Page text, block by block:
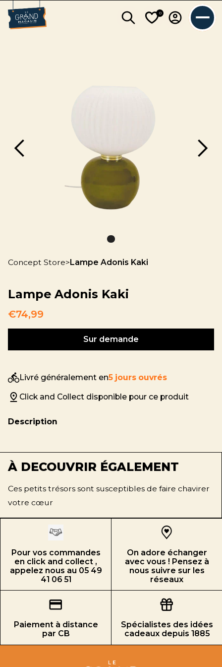
0
Concept Store> Lampe Adonis Kaki
Lampe Adonis Kaki
€74,99
Sur demande
Livré généralement en5 jours ouvrés
Click and Collect disponible pour ce produit
Description
À DECOUVRIR ÉGALEMENT
Ces petits trésors sont susceptibles de faire chavirer
votre cœur
Pour vos commandes
en click and collect ,
appelez nous au 05 49
41 06 51
On adore échanger
avec vous ! Pensez à
nous suivre sur les
réseaux
Paiement à distance
par CB
Spécialistes des idées
cadeaux depuis 1885